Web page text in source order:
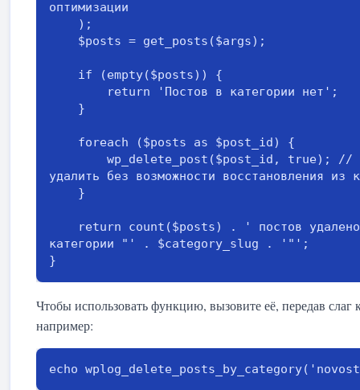
оптимизации
удалить без возможности восстановления из
категории "' . $category_slug . '"';
}
Чтобы использовать функцию, вызовите её, передав слаг
например:
echo